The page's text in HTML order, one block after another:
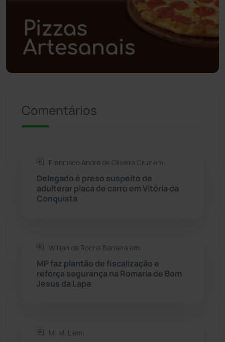
Polícia Militar (28)
Política
Riacho de Santana
Rio do Antônio
Rio do Pires
Seabra
Sebastião Laranjeiras
Sudoeste Baiano
Comentários
Francisco André de Oliveira Cruz em:
Delegado é preso suspeito de
adulterar placa de carro em Vitória da
Conquista
Willian da Rocha Barreira em:
MP faz plantão de fiscalização e
reforça segurança na Romaria de Bom
Jesus da Lapa
M. M. L em: